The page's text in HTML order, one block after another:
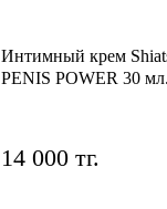
Интимный крем
PENIS POWER 30 мл.
14 000 тг.